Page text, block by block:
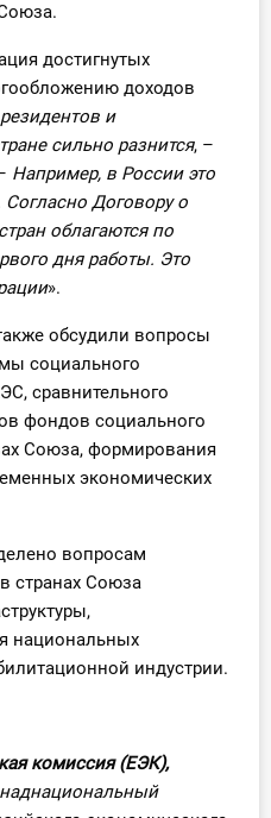
достигнутых
доходов
и
сильно разнится, –
Например, в России это
Согласно Договору о
облагаются по
дня работы. Это
».
обсудили вопросы
социального
сравнительного
фондов социального
Союза, формирования
экономических
вопросам
странах Союза
национальных
индустрии.
комиссия (ЕЭК),